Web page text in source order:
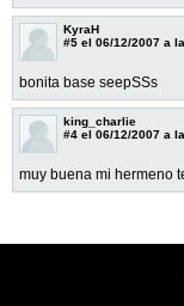
KyraH
#5 el 06/12/2007 a
bonita base seepSSs
king_charlie
#4 el 06/12/2007 a
muy buena mi hermeno